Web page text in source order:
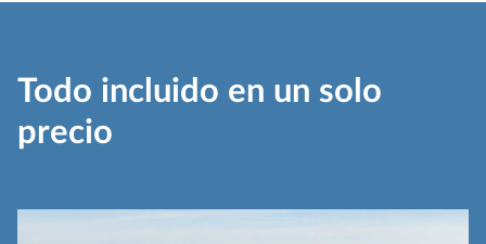
Todo incluido en un solo
precio